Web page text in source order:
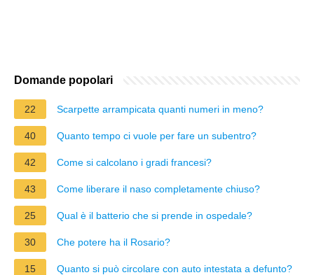
Domande popolari
22 Scarpette arrampicata quanti numeri in meno?
40 Quanto tempo ci vuole per fare un subentro?
42 Come si calcolano i gradi francesi?
43 Come liberare il naso completamente chiuso?
25 Qual è il batterio che si prende in ospedale?
30 Che potere ha il Rosario?
15 Quanto si può circolare con auto intestata a defunto?